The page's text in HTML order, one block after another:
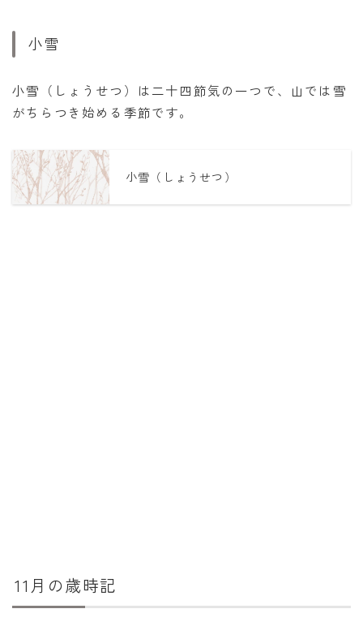
小雪
小雪（しょうせつ）は二十四節気の一つで、山では雪
がちらつき始める季節です。
小雪（しょうせつ）
11月の歳時記